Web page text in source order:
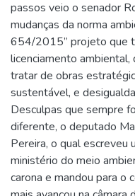
passos veio o senador
mudanças da norma
654/2015” projeto que
licenciamento ambiental,
tratar de obras
sustentável, e
Desculpas que sempre
diferente, o deputado
Pereira, o qual
ministério do meio
carona e mandou para o